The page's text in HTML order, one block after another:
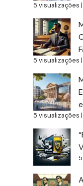
5 visualizações
5 visualizações
5 visualizações